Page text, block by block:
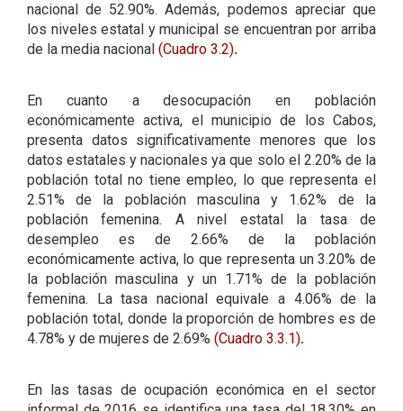
nacional de 52.90%. Además, podemos apreciar que
los niveles estatal y municipal se encuentran por arriba
de la media nacional (Cuadro 3.2).
En cuanto a desocupación en población
económicamente activa, el municipio de los Cabos,
presenta datos significativamente menores que los
datos estatales y nacionales ya que solo el 2.20% de la
población total no tiene empleo, lo que representa el
2.51% de la población masculina y 1.62% de la
población femenina. A nivel estatal la tasa de
desempleo es de 2.66% de la población
económicamente activa, lo que representa un 3.20% de
la población masculina y un 1.71% de la población
femenina. La tasa nacional equivale a 4.06% de la
población total, donde la proporción de hombres es de
4.78% y de mujeres de 2.69% (Cuadro 3.3.1).
En las tasas de ocupación económica en el sector